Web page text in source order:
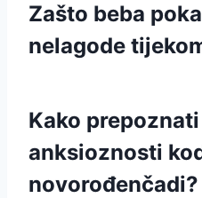
Zašto beba
nelagode
Kako
anksioznosti
novorođenčadi?